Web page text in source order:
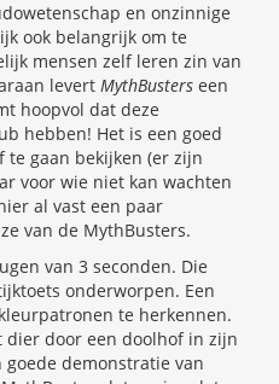
en onzinnige
ook belangrijk om te
mensen zelf leren zin van
levert MythBusters een
hoopvol dat deze
hebben! Het is een goed
te gaan bekijken (er zijn
voor wie niet kan wachten
al vast een paar
van de MythBusters.
van 3 seconden. Die
onderworpen. Een
te herkennen.
dier door een doolhof in zijn
demonstratie van